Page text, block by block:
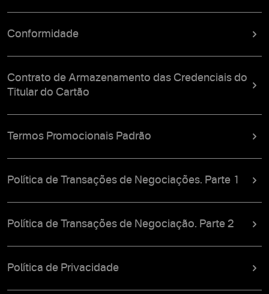
Conformidade
Contrato de Armazenamento das Credenciais do
Titular do Cartão
Termos Promocionais Padrão
Política de Transações de Negociações. Parte 1
Política de Transações de Negociação. Parte 2
Política de Privacidade